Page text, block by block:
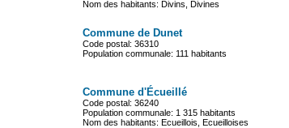
Nom des habitants: Divins, Divines
Commune de Dunet
Code postal: 36310
Population communale: 111 habitants
Commune d'Écueillé
Code postal: 36240
Population communale: 1 315 habitants
Nom des habitants: Ecueillois, Ecueilloises